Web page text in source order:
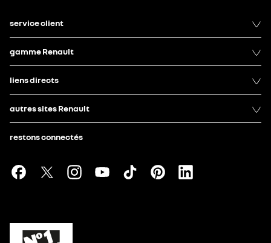
service client
gamme Renault
liens directs
autres sites Renault
restons connectés